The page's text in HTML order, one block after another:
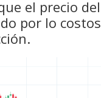
el precio
por lo